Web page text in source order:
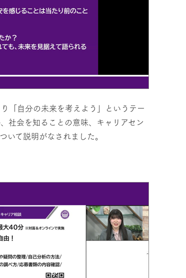
「自分の未来を考えよう」というテー
社会を知ることの意味、キャリアセン
いて説明がなされました。